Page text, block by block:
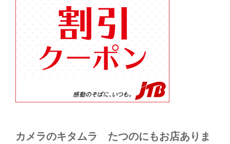
カメラのキタムラ たつのにもお店ありま